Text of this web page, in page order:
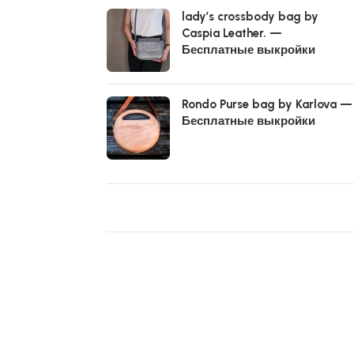
lady’s crossbody bag by
Caspia Leather. —
Бесплатные выкройки
Rondo Purse bag by Karlova —
Бесплатные выкройки